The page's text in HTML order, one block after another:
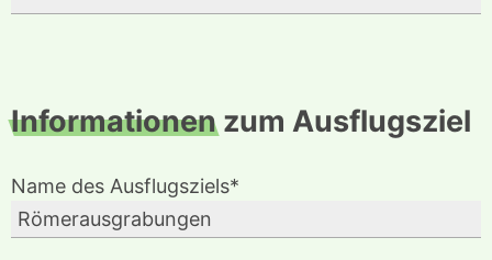
Informationenzum Ausflugsziel
Name des Ausflugsziels*